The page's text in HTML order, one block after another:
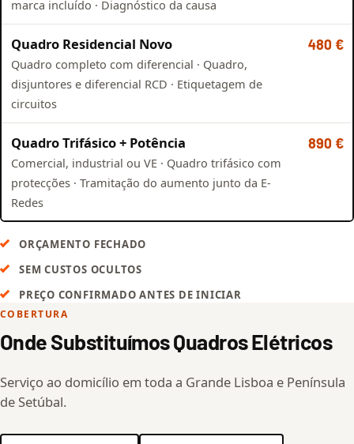
marca incluído · Diagnóstico da causa
Quadro Residencial Novo
Quadro completo com diferencial · Quadro,
disjuntores e diferencial RCD · Etiquetagem de
circuitos
480 €
Quadro Trifásico + Potência
Comercial, industrial ou VE · Quadro trifásico com
protecções · Tramitação do aumento junto da E-
Redes
890 €
ORÇAMENTO FECHADO
SEM CUSTOS OCULTOS
PREÇO CONFIRMADO ANTES DE INICIAR
COBERTURA
Onde Substituímos Quadros Elétricos
Serviço ao domicílio em toda a Grande Lisboa e Península
de Setúbal.